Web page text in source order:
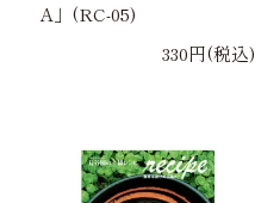
A」(RC-05)
330円(税込)